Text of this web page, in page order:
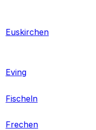
Euskirchen
Eving
Fischeln
Frechen